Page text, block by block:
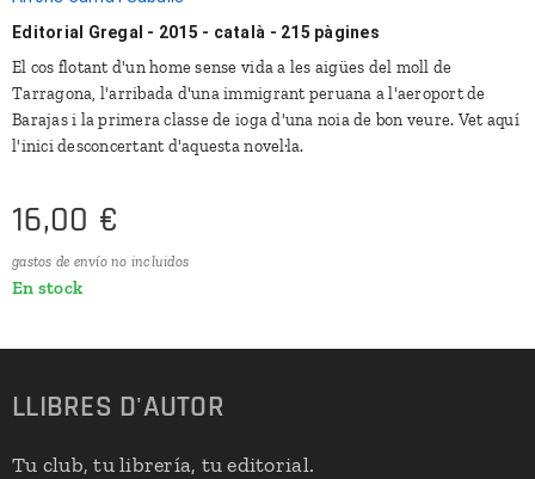
Editorial Gregal - 2015 - català - 215 pàgines
El cos flotant d'un home sense vida a les aigües del moll de
Tarragona, l'arribada d'una immigrant peruana a l'aeroport de
Barajas i la primera classe de ioga d'una noia de bon veure. Vet aquí
l'inici desconcertant d'aquesta novel·la.
16,00 €
gastos de envío no incluidos
En stock
LLIBRES D'AUTOR
Tu club, tu librería, tu editorial.